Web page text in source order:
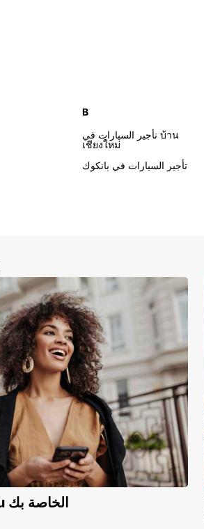
B
تأجير السيارات في บ้าน
เชียงใหม่
تأجير السيارات في بانكوك
اكتشف مزايا Privilege For You الخاصة بك